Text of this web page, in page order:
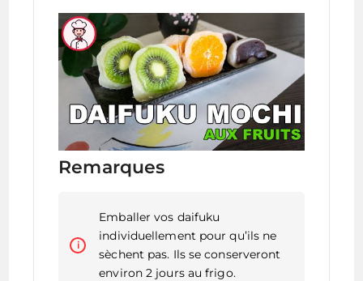
Remarques
Emballer vos daifuku
individuellement pour qu’ils ne
sèchent pas. Ils se conserveront
environ 2 jours au frigo.